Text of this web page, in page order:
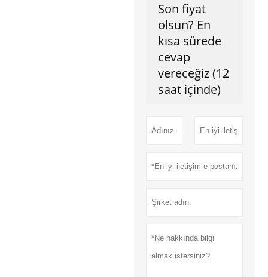
Son fiyat
olsun? En
kısa sürede
cevap
vereceğiz (12
saat içinde)